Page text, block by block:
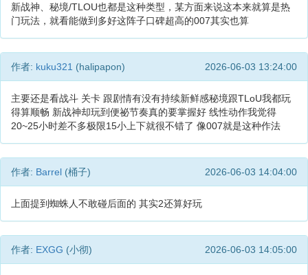
新战神、秘境/TLOU也都是这种类型，某方面来说这本来就算是热
门玩法，就看能做到多好这阵子口碑超高的007其实也算
作者: kuku321 (halipapon) 2026-06-03 13:24:00
主要还是看战斗 关卡 跟剧情有没有持续新鲜感秘境跟TLoU我都玩
得算顺畅 新战神却玩到便祕节奏真的要掌握好 线性动作我觉得
20~25小时差不多极限15小上下就很不错了 像007就是这种作法
作者: Barrel (桶子) 2026-06-03 14:04:00
上面提到蜘蛛人不敢碰后面的 其实2还算好玩
作者: EXGG (小彻) 2026-06-03 14:05:00